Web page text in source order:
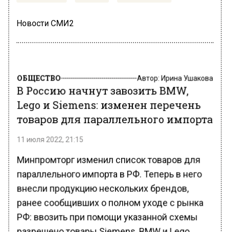
Новости СМИ2
ОБЩЕСТВО Автор: Ирина Ушакова
В Россию начнут завозить BMW,
Lego и Siemens: изменен перечень
товаров для параллельного импорта
11 июля 2022, 21:15
Минпромторг изменил список товаров для
параллельного импорта в РФ. Теперь в него
внесли продукцию нескольких брендов,
ранее сообщивших о полном уходе с рынка
РФ: ввозить при помощи указанной схемы